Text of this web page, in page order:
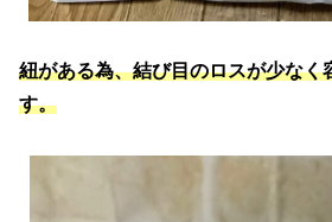
紐がある為、結び目のロスが少なく
す。